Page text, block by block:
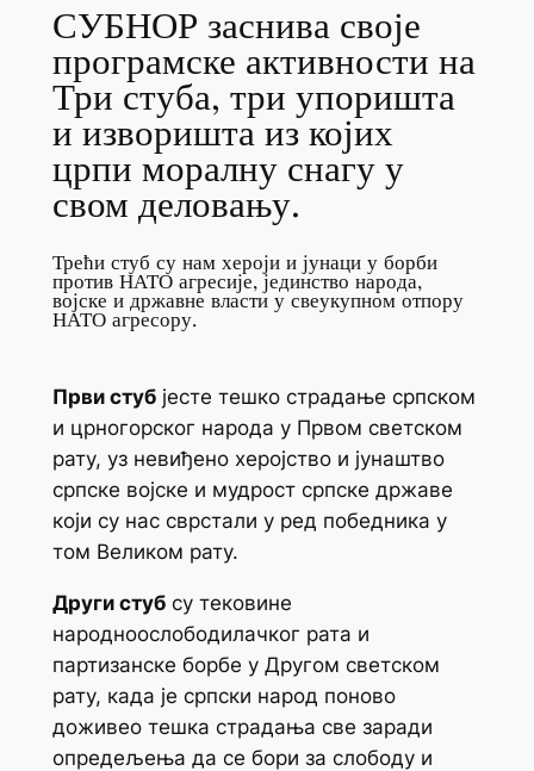
СУБНОР заснива своје
програмске активности на
Три стуба, три упоришта
и изворишта из којих
црпи моралну снагу у
свом деловању.
Трећи стуб су нам хероји и јунаци у борби
против НАТО агресије, јединство народа,
војске и државне власти у свеукупном отпору
НАТО агресору.
Први стубјесте тешко страдање српском
и црногорског народа у Првом светском
рату, уз невиђено херојство и јунаштво
српске војске и мудрост српске државе
који су нас сврстали у ред победника у
том Великом рату.
Други стубсу тековине
народноослободилачког рата и
партизанске борбе у Другом светском
рату, када је српски народ поново
доживео тешка страдања све заради
опредељења да се бори за слободу и